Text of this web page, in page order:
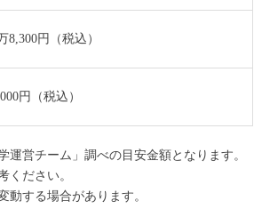
8,300円（税込）
円（税込）
営チーム」調べの目安金額となります。
ください。
する場合があります。